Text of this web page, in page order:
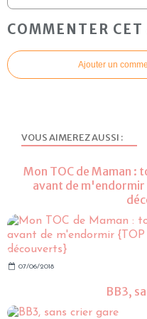
COMMENTER
Ajouter un
VOUS AIMEREZ AUSSI :
Mon TOC de Maman :
avant de m'endormir
07/06/2018
BB3,